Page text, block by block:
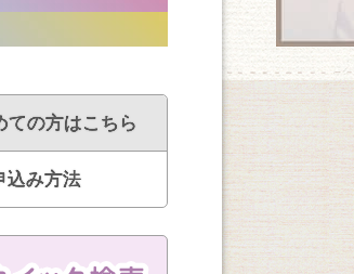
ての方はこちら
込み方法